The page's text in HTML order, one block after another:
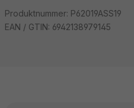
Produktnummer: P62019ASS19
EAN / GTIN: 6942138979145